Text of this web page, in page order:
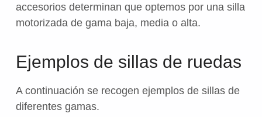
accesorios determinan que optemos por una silla
motorizada de gama baja, media o alta.
Ejemplos de sillas de ruedas
A continuación se recogen ejemplos de sillas de
diferentes gamas.